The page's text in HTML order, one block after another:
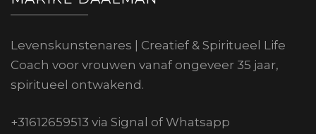
Levenskunstenares | Creatief & Spiritueel Life
Coach voor vrouwen vanaf ongeveer 35 jaar,
spiritueel ontwakend.
+31612659513 via Signal of Whatsapp